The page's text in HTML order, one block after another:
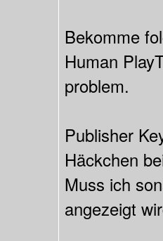
Bekomme
Human
problem.
Publisher
Häckchen
Muss ich
angezeigt